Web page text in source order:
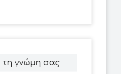
τη γνώμη σας